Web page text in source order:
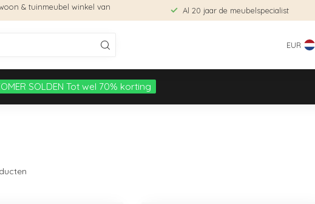
& tuinmeubel winkel van Al 20 jaar de meubelspecialist
EUR
SOLDEN Tot wel 70% korting